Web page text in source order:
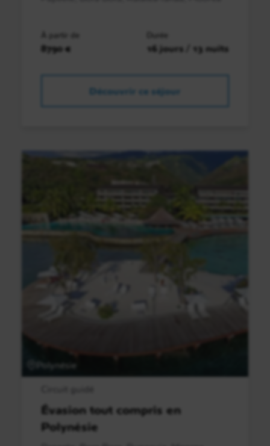
À partir de
8790 €
Durée
16 jours / 13 nuits
Découvrir ce séjour
Polynésie
Évasion tout compris en
Polynésie